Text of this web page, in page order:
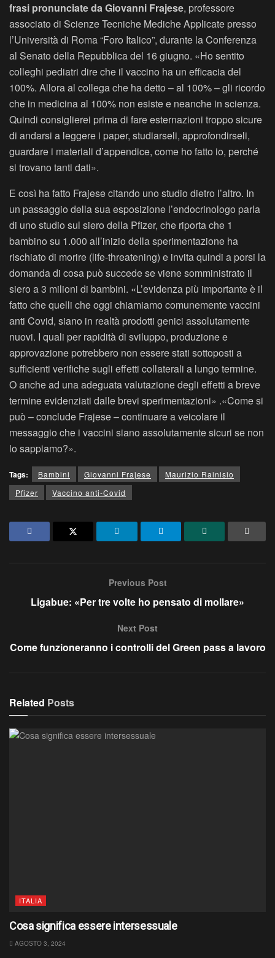
frasi pronunciate da Giovanni Frajese, professore
associato di Scienze Tecniche Mediche Applicate presso
l’Università di Roma “Foro Italico”, durante la Conferenza
al Senato della Repubblica del 16 giugno. «Ho sentito
colleghi pediatri dire che il vaccino ha un efficacia del
100%. Allora al collega che ha detto – al 100% – gli ricordo
che in medicina al 100% non esiste e neanche in scienza.
Quindi consiglierei prima di fare esternazioni troppo sicure
di andarsi a leggere i paper, studiarseli, approfondirseli,
guardare i materiali d’appendice, come ho fatto io, perché
si trovano tanti dati».
E così ha fatto Frajese citando uno studio dietro l’altro. In
un passaggio della sua esposizione l’endocrinologo parla
di uno studio sul siero della Pfizer, che riporta che 1
bambino su 1.000 all’inizio della sperimentazione ha
rischiato di morire (life-threatening) e invita quindi a porsi la
domanda di cosa può succede se viene somministrato il
siero a 3 milioni di bambini. «L’evidenza più importante è il
fatto che quelli che oggi chiamiamo comunemente vaccini
anti Covid, siano in realtà prodotti genici assolutamente
nuovi. I quali per rapidità di sviluppo, produzione e
approvazione potrebbero non essere stati sottoposti a
sufficienti verifiche sugli effetti collaterali a lungo termine.
O anche ad una adeguata valutazione degli effetti a breve
termine evidenziati dalle brevi sperimentazioni» .«Come si
può – conclude Frajese – continuare a veicolare il
messaggio che i vaccini siano assolutamente sicuri se non
lo sappiamo?».
Tags: Bambini Giovanni Frajese
Maurizio Rainisio
Pfizer
Vaccino anti-Covid
Previous Post
Ligabue: «Per tre volte ho pensato di mollare»
Next Post
Come funzioneranno i controlli del Green pass a lavoro
Related Posts
ITALIA
Cosa significa essere intersessuale
AGOSTO 3, 2024